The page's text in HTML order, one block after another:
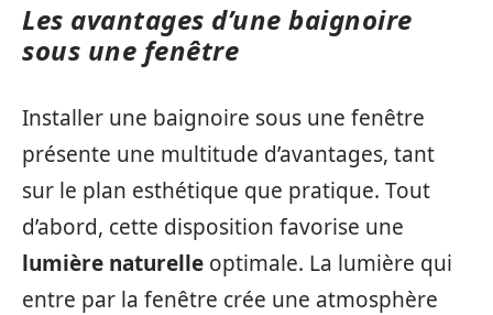
Les avantages d’une baignoire
sous une fenêtre
Installer une baignoire sous une fenêtre
présente une multitude d’avantages, tant
sur le plan esthétique que pratique. Tout
d’abord, cette disposition favorise une
lumière naturelle optimale. La lumière qui
entre par la fenêtre crée une atmosphère